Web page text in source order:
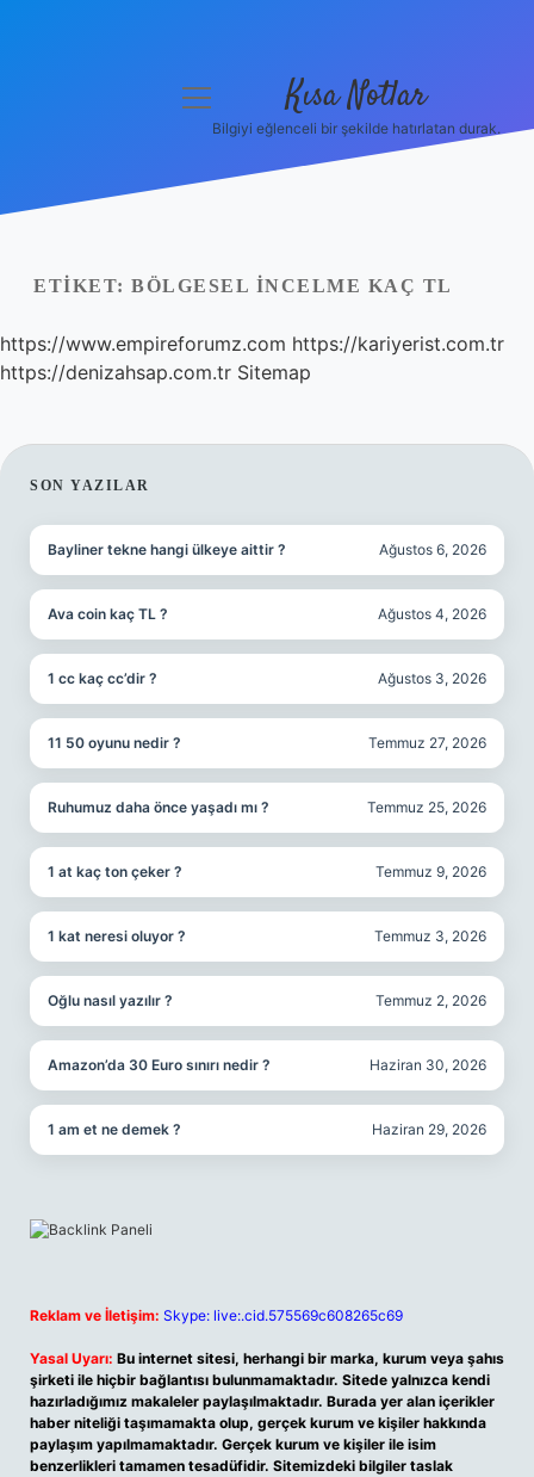
Yasal Uyarı
Hakkımızda
menüyü
Kısa Notlar
Bilgiyi eğlenceli bir şekilde hatırlatan durak.
ETIKET: BÖLGESEL INCELME KAÇ TL
https://www.empireforumz.com https://kariyerist.com.tr
https://denizahsap.com.tr Sitemap
SIDEBAR
SON YAZILAR
Bayliner tekne hangi ülkeye aittir ? Ağustos 6, 2026
Ava coin kaç TL ? Ağustos 4, 2026
1 cc kaç cc’dir ? Ağustos 3, 2026
11 50 oyunu nedir ? Temmuz 27, 2026
Ruhumuz daha önce yaşadı mı ? Temmuz 25, 2026
1 at kaç ton çeker ? Temmuz 9, 2026
1 kat neresi oluyor ? Temmuz 3, 2026
Oğlu nasıl yazılır ? Temmuz 2, 2026
Amazon’da 30 Euro sınırı nedir ? Haziran 30, 2026
1 am et ne demek ? Haziran 29, 2026
Reklam ve İletişim: Skype: live:.cid.575569c608265c69
Yasal Uyarı: Bu internet sitesi, herhangi bir marka, kurum veya şahıs
şirketi ile hiçbir bağlantısı bulunmamaktadır. Sitede yalnızca kendi
hazırladığımız makaleler paylaşılmaktadır. Burada yer alan içerikler
haber niteliği taşımamakta olup, gerçek kurum ve kişiler hakkında
paylaşım yapılmamaktadır. Gerçek kurum ve kişiler ile isim
benzerlikleri tamamen tesadüfidir. Sitemizdeki bilgiler taslak